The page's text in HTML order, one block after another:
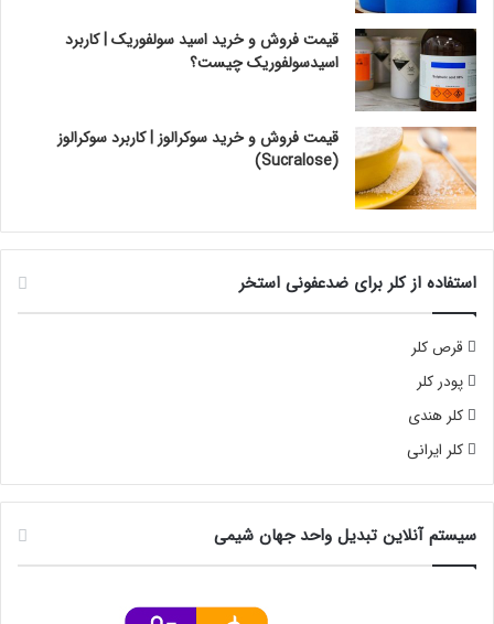
قیمت فروش و خرید اسید سولفوریک | کاربرد
اسیدسولفوریک چیست؟
قیمت فروش و خرید سوکرالوز | کاربرد سوکرالوز
(Sucralose)
استفاده از کلر برای ضدعفونی استخر
قرص کلر
پودر کلر
کلر هندی
کلر ایرانی
سیستم آنلاین تبدیل واحد جهان شیمی